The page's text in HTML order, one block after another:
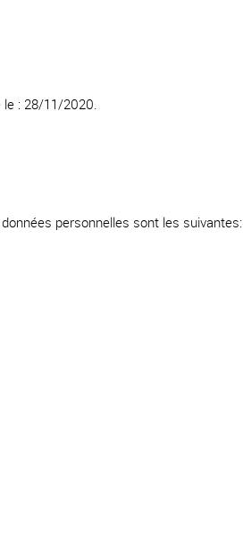
: 28/11/2020.
personnelles sont les suivantes: